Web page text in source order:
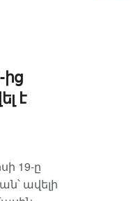
է
19-ը
ավելի